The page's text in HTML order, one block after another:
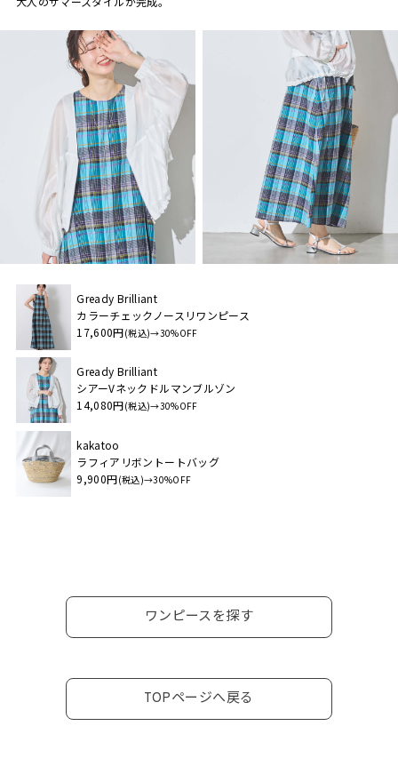
Gready Brilliant
カラーチェックノースリワンピース
17,600円(税込)→30%OFF
Gready Brilliant
シアーVネックドルマンブルゾン
14,080円(税込)→30%OFF
kakatoo
ラフィアリボントートバッグ
9,900円(税込)→30%OFF
ワンピースを探す
TOPページへ戻る